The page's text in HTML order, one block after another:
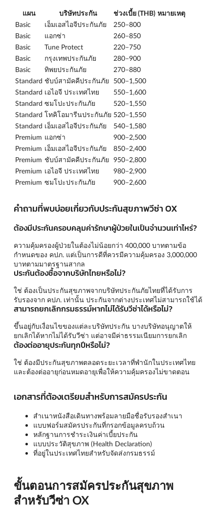
แผน บริษัทประกัน ช่วงเบี้ย (THB) หมายเหตุ
Basic
เอ็มเอสไอจีประกันภัย
250–800
Basic
แอกซ่า
260–850
Basic
Tune Protect
220–750
Basic
กรุงเทพประกันภัย
280–900
Basic
ทิพยประกันภัย
270–880
Standard ชับบ์สามัคคีประกันภัย
500–1,500
Standard เอไอจี ประเทศไทย
550–1,600
Standard ซมโปะประกันภัย
520–1,550
Standard โทคิโอมารีนประกันภัย 520–1,550
Standard เอ็มเอสไอจีประกันภัย
540–1,580
Premium แอกซ่า
900–2,500
Premium เอ็มเอสไอจีประกันภัย
850–2,400
Premium ชับบ์สามัคคีประกันภัย 950–2,800
Premium เอไอจี ประเทศไทย
980–2,900
Premium ซมโปะประกันภัย 900–2,600
คำถามที่พบบ่อยเกี่ยวกับประกันสุขภาพวีซ่า OX
ต้องมีประกันครอบคลุมค่ารักษาผู้ป่วยในเป็นจำนวนเท่าไหร่?
ความคุ้มครองผู้ป่วยในต้องไม่น้อยกว่า 400,000 บาทตามข้อ
กำหนดของ คปภ. แต่เป็นการดีที่ควรมีความคุ้มครอง 3,000,000
บาทตามมาตรฐานสากล
ประกันต้องซื้อจากบริษัทไทยหรือไม่?
ใช่ ต้องเป็นประกันสุขภาพจากบริษัทประกันภัยไทยที่ได้รับการ
รับรองจาก คปภ. เท่านั้น ประกันจากต่างประเทศไม่สามารถใช้ได้
สามารถยกเลิกกรมธรรม์หากไม่ได้รับวีซ่าได้หรือไม่?
ขึ้นอยู่กับเงื่อนไขของแต่ละบริษัทประกัน บางบริษัทอนุญาตให้
ยกเลิกได้หากไม่ได้รับวีซ่า แต่อาจมีค่าธรรมเนียมการยกเลิก
ต้องต่ออายุประกันทุกปีหรือไม่?
ใช่ ต้องมีประกันสุขภาพตลอดระยะเวลาที่พำนักในประเทศไทย
และต้องต่ออายุก่อนหมดอายุเพื่อให้ความคุ้มครองไม่ขาดตอน
เอกสารที่ต้องเตรียมสำหรับการสมัครประกัน
สำเนาหนังสือเดินทางพร้อมลายมือชื่อรับรองสำเนา
แบบฟอร์มสมัครประกันที่กรอกข้อมูลครบถ้วน
หลักฐานการชำระเงินค่าเบี้ยประกัน
แบบประวัติสุขภาพ (Health Declaration)
ที่อยู่ในประเทศไทยสำหรับจัดส่งกรมธรรม์
ขั้นตอนการสมัครประกันสุขภาพ
สำหรับวีซ่า OX